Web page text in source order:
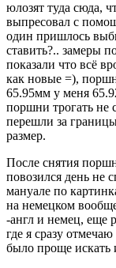
юлозят туда сюда,
выпресовал с
один пришлось
ставить?.. замеры
показали что всё
как новые =),
65.95мм у меня
поршни трогать не
перешли за
размер.
После снятия
повозился день не
мануале по
на немецком
-англ и немец, еще
где я сразу
было проще искать